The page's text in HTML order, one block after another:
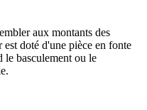
aux montants des
est doté d'une pièce en fonte
le basculement ou le